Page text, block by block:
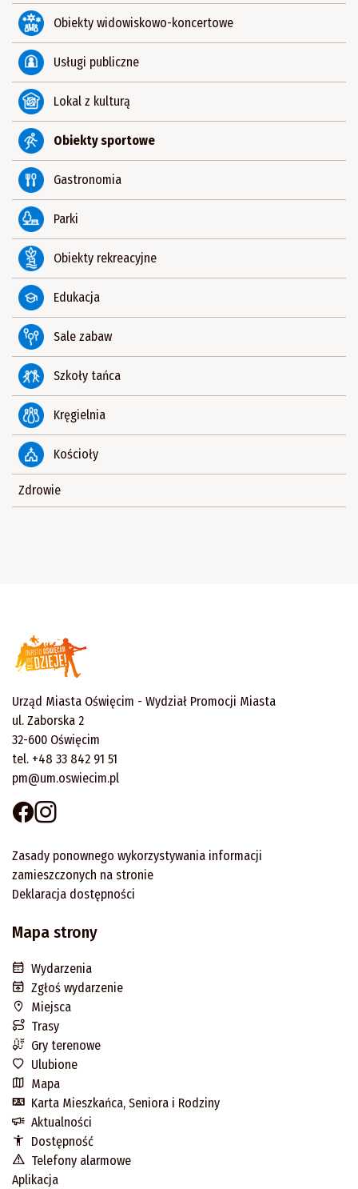
Obiekty widowiskowo-koncertowe
Usługi publiczne
Lokal z kulturą
Obiekty sportowe
Gastronomia
Parki
Obiekty rekreacyjne
Edukacja
Sale zabaw
Szkoły tańca
Kręgielnia
Kościoły
Zdrowie
Urząd Miasta Oświęcim - Wydział Promocji Miasta
ul. Zaborska 2
32-600 Oświęcim
tel. +48 33 842 91 51
pm@um.oswiecim.pl
Zasady ponownego wykorzystywania informacji
zamieszczonych na stronie
Deklaracja dostępności
Mapa strony
Wydarzenia
Zgłoś wydarzenie
Miejsca
Trasy
Gry terenowe
Ulubione
Mapa
Karta Mieszkańca, Seniora i Rodziny
Aktualności
Dostępność
Telefony alarmowe
Aplikacja